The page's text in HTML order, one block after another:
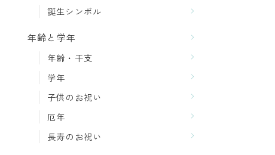
誕生シンボル
年齢と学年
年齢・干支
学年
子供のお祝い
厄年
長寿のお祝い